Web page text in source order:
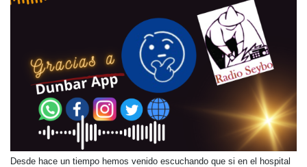
Desde hace un tiempo hemos venido escuchando que si en el hospital